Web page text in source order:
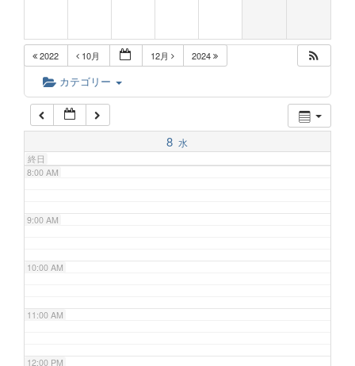
2022 10月 12月 2024
カテゴリー
8 水
終日
6:00 AM
7:00 AM
8:00 AM
9:00 AM
10:00 AM
11:00 AM
12:00 PM